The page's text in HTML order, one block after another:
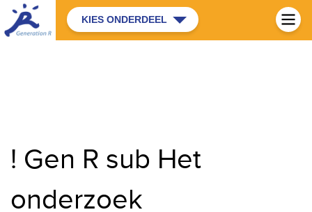
KIES ONDERDEEL
! Gen R sub Het
onderzoek